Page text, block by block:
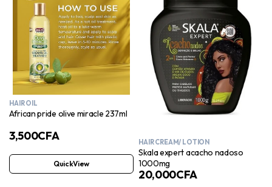
HAIR OIL
African pride olive miracle 237ml
3,500CFA
QuickView
HAIR CREAM/ LOTION
Skala expert acacho nadoso
1000mg
20,000CFA